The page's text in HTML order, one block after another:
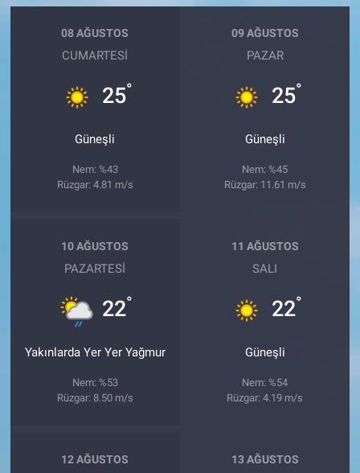
08 AĞUSTOS
CUMARTESI
25°
Güneşli
Nem: %43
Rüzgar: 4.81 m/s
09 AĞUSTOS
PAZAR
25°
Güneşli
Nem: %45
Rüzgar: 11.61 m/s
10 AĞUSTOS
PAZARTESI
22°
Yakınlarda Yer Yer Yağmur
Nem: %53
Rüzgar: 8.50 m/s
11 AĞUSTOS
SALI
22°
Güneşli
Nem: %54
Rüzgar: 4.19 m/s
12 AĞUSTOS 13 AĞUSTOS